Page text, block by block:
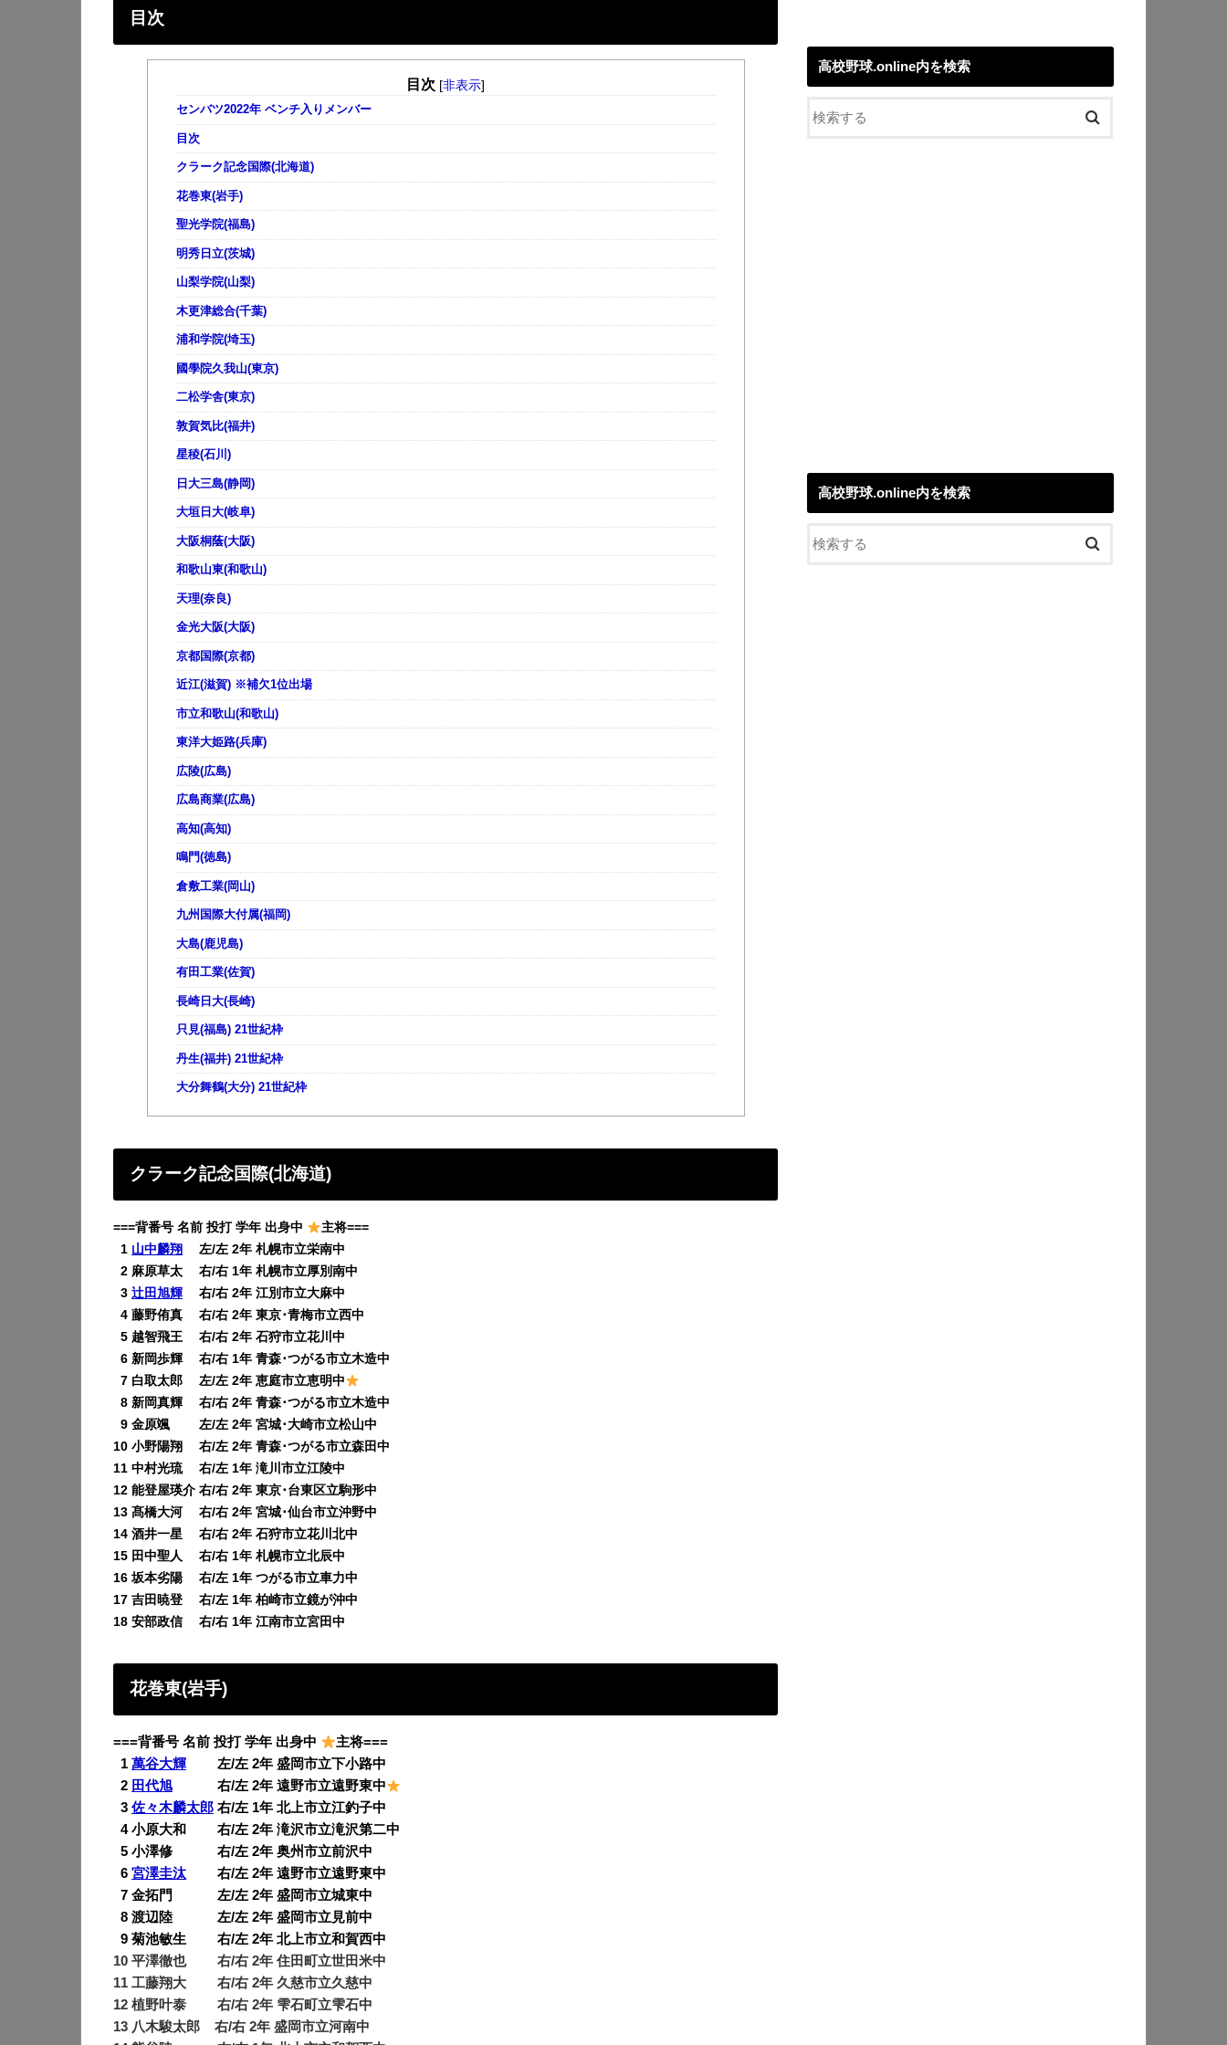
目次
目次 [非表示]
センバツ2022年 ベンチ入りメンバー
目次
クラーク記念国際(北海道)
花巻東(岩手)
聖光学院(福島)
明秀日立(茨城)
山梨学院(山梨)
木更津総合(千葉)
浦和学院(埼玉)
國學院久我山(東京)
二松学舎(東京)
敦賀気比(福井)
星稜(石川)
日大三島(静岡)
大垣日大(岐阜)
大阪桐蔭(大阪)
和歌山東(和歌山)
天理(奈良)
金光大阪(大阪)
京都国際(京都)
近江(滋賀) ※補欠1位出場
市立和歌山(和歌山)
東洋大姫路(兵庫)
広陵(広島)
広島商業(広島)
高知(高知)
鳴門(徳島)
倉敷工業(岡山)
九州国際大付属(福岡)
大島(鹿児島)
有田工業(佐賀)
長崎日大(長崎)
只見(福島) 21世紀枠
丹生(福井) 21世紀枠
大分舞鶴(大分) 21世紀枠
クラーク記念国際(北海道)
===背番号 名前 投打 学年 出身中
主将===
1 山中麟翔 左/左 2年 札幌市立栄南中
2 麻原草太 右/右 1年 札幌市立厚別南中
3 辻田旭輝 右/右 2年 江別市立大麻中
4 藤野侑真 右/右 2年 東京･青梅市立西中
5 越智飛王 右/右 2年 石狩市立花川中
6 新岡歩輝 右/右 1年 青森･つがる市立木造中
7 白取太郎 左/左 2年 恵庭市立恵明中
8 新岡真輝 右/右 2年 青森･つがる市立木造中
9 金原颯 左/左 2年 宮城･大崎市立松山中
10 小野陽翔 右/左 2年 青森･つがる市立森田中
11 中村光琉 右/左 1年 滝川市立江陵中
12 能登屋瑛介 右/右 2年 東京･台東区立駒形中
13 髙橋大河 右/右 2年 宮城･仙台市立沖野中
14 酒井一星 右/右 2年 石狩市立花川北中
15 田中聖人 右/右 1年 札幌市立北辰中
16 坂本劣陽 右/左 1年 つがる市立車力中
17 吉田暁登 右/左 1年 柏崎市立鏡が沖中
18 安部政信 右/右 1年 江南市立宮田中
花巻東(岩手)
===背番号 名前 投打 学年 出身中
主将===
1 萬谷大輝 左/左 2年 盛岡市立下小路中
2 田代旭 右/左 2年 遠野市立遠野東中
3 佐々木麟太郎 右/左 1年 北上市立江釣子中
4 小原大和 右/左 2年 滝沢市立滝沢第二中
5 小澤修 右/左 2年 奥州市立前沢中
6 宮澤圭汰 右/左 2年 遠野市立遠野東中
7 金拓門 左/左 2年 盛岡市立城東中
8 渡辺陸 左/左 2年 盛岡市立見前中
9 菊池敏生 右/左 2年 北上市立和賀西中
10 平澤徹也 右/右 2年 住田町立世田米中
11 工藤翔大 右/右 2年 久慈市立久慈中
12 植野叶泰 右/右 2年 雫石町立雫石中
13 八木駿太郎 右/右 2年 盛岡市立河南中
高校野球.online内を検索
高校野球.online内を検索